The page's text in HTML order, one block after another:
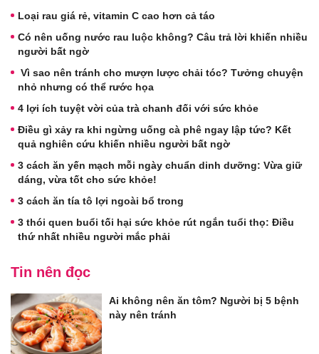
Loại rau giá rẻ, vitamin C cao hơn cả táo
Có nên uống nước rau luộc không? Câu trả lời khiến nhiều
người bất ngờ
Vì sao nên tránh cho mượn lược chải tóc? Tưởng chuyện
nhỏ nhưng có thể rước họa
4 lợi ích tuyệt vời của trà chanh đối với sức khỏe
Điều gì xảy ra khi ngừng uống cà phê ngay lập tức? Kết
quả nghiên cứu khiến nhiều người bất ngờ
3 cách ăn yến mạch mỗi ngày chuẩn dinh dưỡng: Vừa giữ
dáng, vừa tốt cho sức khỏe!
3 cách ăn tía tô lợi ngoài bổ trong
3 thói quen buổi tối hại sức khỏe rút ngắn tuổi thọ: Điều
thứ nhất nhiều người mắc phải
Tin nên đọc
Ai không nên ăn tôm? Người bị 5 bệnh
này nên tránh